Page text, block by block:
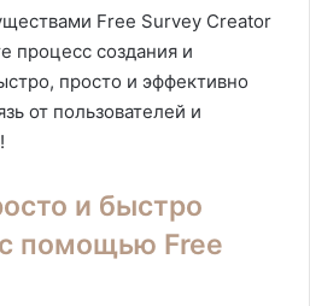
Free Survey Creator
процесс создания и
просто и эффективно
от пользователей и
и быстро
помощью Free